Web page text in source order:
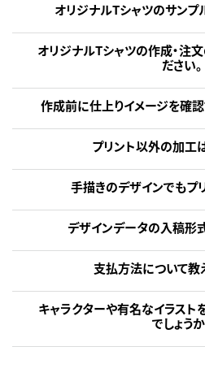
オリジナルTシャツのサンプ
オリジナルTシャツの作成・注
ださい。
作成前に仕上りイメージを確認
プリント以外の加工
手描きのデザインでもプ
デザインデータの入稿形
支払方法について教
キャラクターや有名なイラス
でしょう